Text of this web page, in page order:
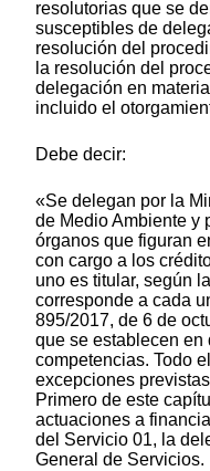
resolutorias que se
susceptibles de
resolución del
la resolución del
delegación en
incluido el
Debe decir:
«Se delegan por la
de Medio Ambiente y
órganos que figuran
con cargo a los
uno es titular, según
corresponde a cada
895/2017, de 6 de
que se establecen
competencias. Todo
excepciones
Primero de este
actuaciones a
del Servicio 01, la
General de Servicios.